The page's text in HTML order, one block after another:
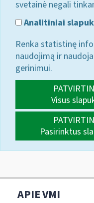
svetainė negali
Analitiniai
Renka statistinę
naudojimą ir
gerinimui.
Visus
Pasirinktus
APIE VMI